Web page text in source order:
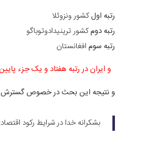
رتبه اولکشور ونزوئلا
رتبه دومکشور ترینیدادوتوباگو
رتبه سوم افغانستان
و ایران در رتبه هفتاد و یک جزء
و نتیجه این بحث در خصوص گسترش
بشکرانه خدا در شرایط رکود